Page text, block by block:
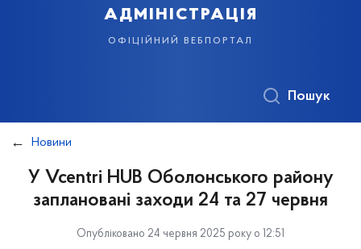
адміністрація
офіційний вебпортал
Пошук
Новини
У Vcentri HUB Оболонського району
заплановані заходи 24 та 27 червня
Опубліковано 24 червня 2025 року о 12:51